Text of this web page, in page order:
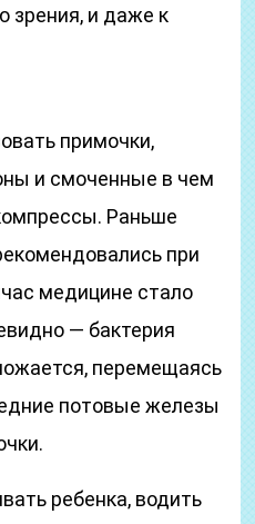
зрения, и даже к
примочки,
и смоченные в чем
Раньше
при
медицине стало
— бактерия
перемещаясь
потовые железы
ребенка, водить